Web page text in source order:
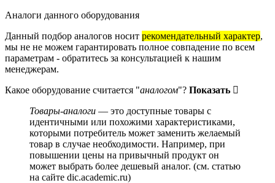
Аналоги данного оборудования
Данный подбор аналогов носит рекомендательный характер,
мы не не можем гарантировать полное совпадение по всем
параметрам - обратитесь за консультацией к нашим
менеджерам.
Какое оборудование считается "аналогом"? Показать
Товары-аналоги — это доступные товары с
идентичными или похожими характеристиками,
которыми потребитель может заменить желаемый
товар в случае необходимости. Например, при
повышении цены на привычный продукт он
может выбрать более дешевый аналог. (см. статью
на сайте dic.academic.ru)